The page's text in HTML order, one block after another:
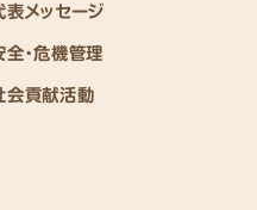
表メッセージ
全・危機管理
会貢献活動